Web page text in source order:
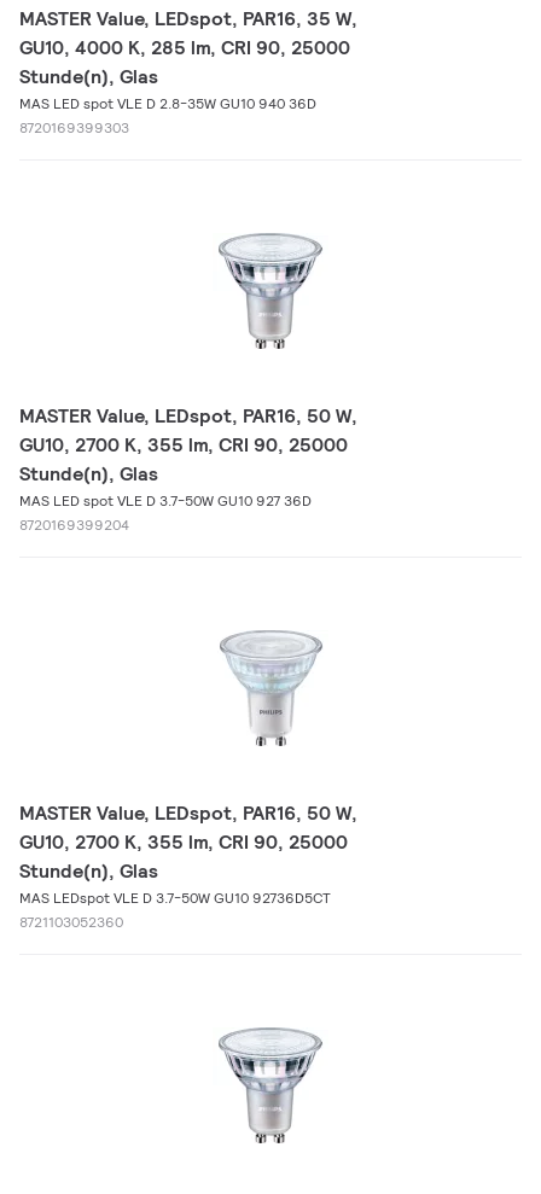
MASTER Value, LEDspot, PAR16, 35 W,
GU10, 4000 K, 285 lm, CRI 90, 25000
Stunde(n), Glas
MAS LED spot VLE D 2.8-35W GU10 940 36D
8720169399303
MASTER Value, LEDspot, PAR16, 50 W,
GU10, 2700 K, 355 lm, CRI 90, 25000
Stunde(n), Glas
MAS LED spot VLE D 3.7-50W GU10 927 36D
8720169399204
MASTER Value, LEDspot, PAR16, 50 W,
GU10, 2700 K, 355 lm, CRI 90, 25000
Stunde(n), Glas
MAS LEDspot VLE D 3.7-50W GU10 92736D5CT
8721103052360